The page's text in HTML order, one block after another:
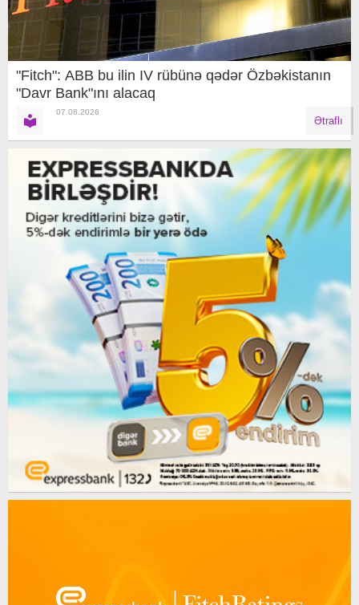
"Fitch": ABB bu ilin IV rübünə qədər Özbəkistanın
"Davr Bank"ını alacaq
07.08.2026
Ətraflı